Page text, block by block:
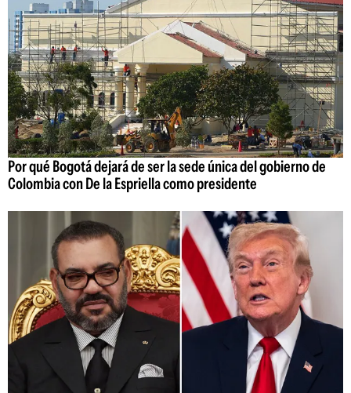
Por qué Bogotá dejará de ser la sede única del gobierno de
Colombia con De la Espriella como presidente